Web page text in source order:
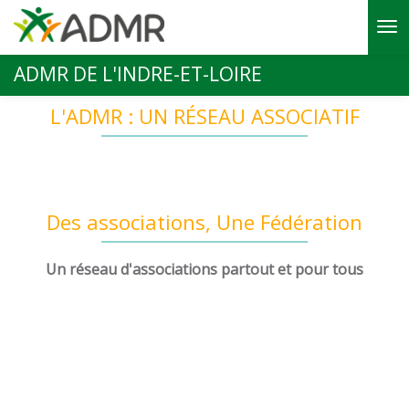
Aller au contenu principal
ADMR DE L'INDRE-ET-LOIRE
L'ADMR : UN RÉSEAU ASSOCIATIF
Des associations, Une Fédération
Un réseau d'associations partout et pour tous